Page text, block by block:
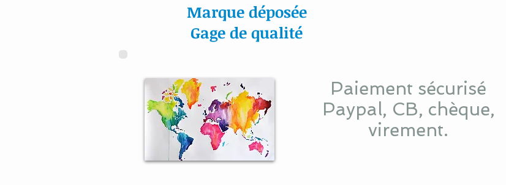
Marque déposée
Gage de qualité
Paiement sécurisé
Paypal, CB, chèque,
virement.